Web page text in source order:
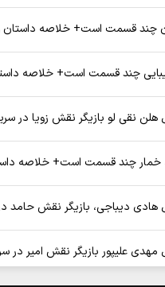
چند قسمت است+ خلاصه داستان و
چند قسمت است+ خلاصه
هلن نقی لو بازیگر نقش زویا در
خمار چند قسمت است+ خلاصه
هادی دیباجی، بازیگر نقش حامد
مهدی علیپور بازیگر نقش امیر در